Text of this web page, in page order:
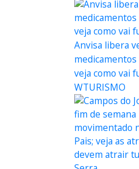
Anvisa libera
medicamentos
veja como vai
WTURISMO